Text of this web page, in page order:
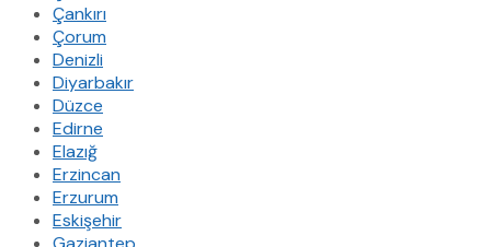
Çankırı
Çorum
Denizli
Diyarbakır
Düzce
Edirne
Elazığ
Erzincan
Erzurum
Eskişehir